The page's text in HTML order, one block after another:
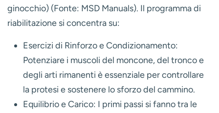
ginocchio) (Fonte: MSD Manuals). Il programma di
riabilitazione si concentra su:
Esercizi di Rinforzo e Condizionamento:
Potenziare i muscoli del moncone, del tronco e
degli arti rimanenti è essenziale per controllare
la protesi e sostenere lo sforzo del cammino.
Equilibrio e Carico: I primi passi si fanno tra le